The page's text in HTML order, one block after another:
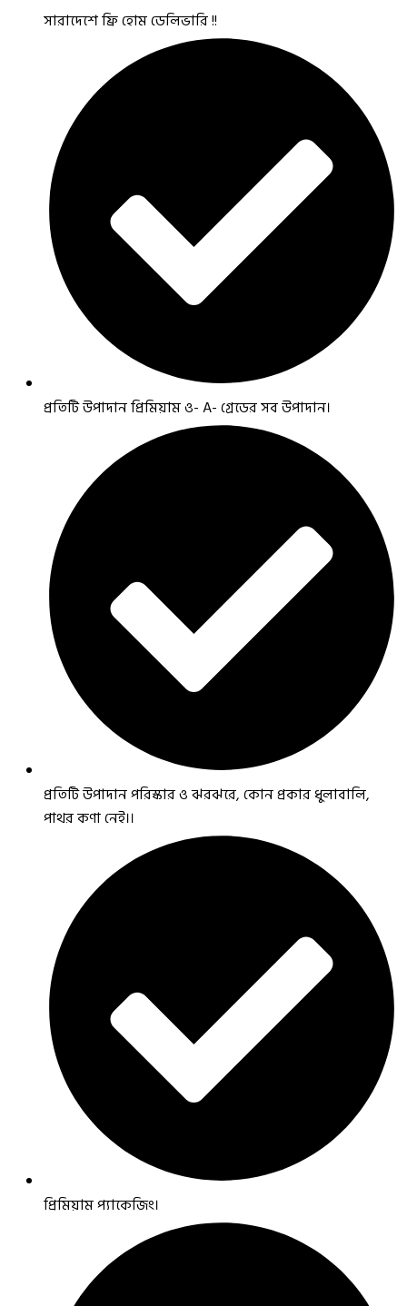
সারাদেশে ফ্রি হোম ডেলিভারি !!
প্রতিটি উপাদান প্রিমিয়াম ও- A- গ্রেডের সব উপাদান।
প্রতিটি উপাদান পরিস্কার ও ঝরঝরে, কোন প্রকার ধুলাবালি,
পাথর কণা নেই।।
প্রিমিয়াম প্যাকেজিং।